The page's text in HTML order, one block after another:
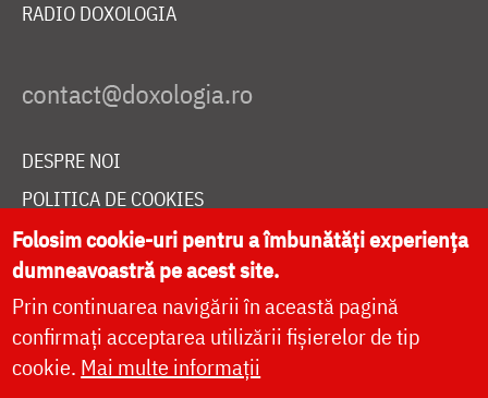
RADIO DOXOLOGIA
DESPRE NOI
POLITICA DE COOKIES
DONEAZĂ ONLINE PENTRU CATEDRALA NAȚIONALĂ
LIVE
Folosim cookie-uri pentru a îmbunătăți experiența
dumneavoastră pe acest site.
Prin continuarea navigării în această pagină
confirmați acceptarea utilizării fișierelor de tip
cookie. Mai multe informații